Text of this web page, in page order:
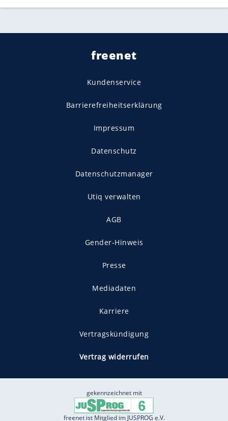
freenet
Kundenservice
Barrierefreiheitserklärung
Impressum
Datenschutz
Datenschutzmanager
Utiq verwalten
AGB
Gender-Hinweis
Presse
Mediadaten
Karriere
Vertragskündigung
Vertrag widerrufen
gekennzeichnet mit
freenet ist Mitglied im JUSPROG e.V.